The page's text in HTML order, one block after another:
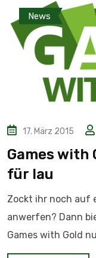
News
17. März 2015
Games with
für lau
Zockt ihr noch auf
anwerfen? Dann
Games with Gold